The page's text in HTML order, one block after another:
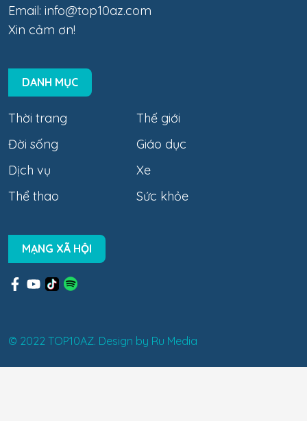
Email: info@top10az.com
Xin cảm ơn!
DANH MỤC
Thời trang
Thế giới
Đời sống
Giáo dục
Dịch vụ
Xe
Thể thao
Sức khỏe
MẠNG XÃ HỘI
© 2022 TOP10AZ. Design by Ru Media